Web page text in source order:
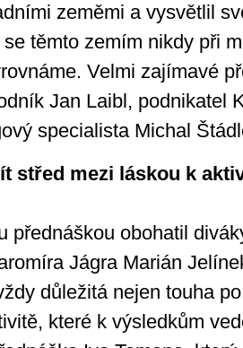
zeměmi a vysvětlil
těmto zemím nikdy při
Velmi zajímavé
Jan Laibl, podnikatel
specialista Michal
střed mezi láskou k
přednáškou obohatil
Jágra Marián
důležitá nejen touha
které k výsledkům